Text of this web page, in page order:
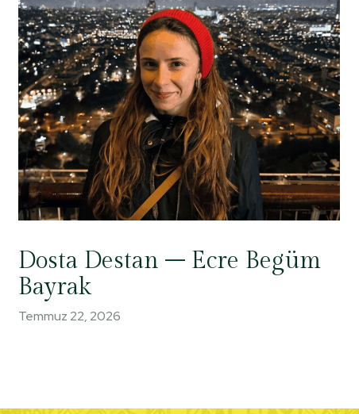
Dosta Destan – Ecre Begüm
Bayrak
Temmuz 22, 2026